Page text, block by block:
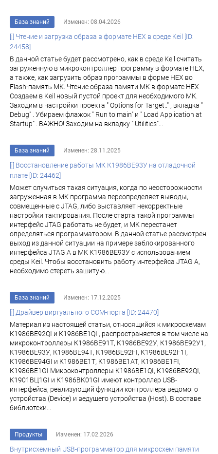
База знаний Изменен: 08.04.2026
[i] Чтение и загрузка образа в формате HEX в среде Keil [ID:
24458]
В данной статье будет рассмотрено, как в среде Keil считать
загруженную в микроконтроллер программу в формате HEX,
а также, как загрузить образ программы в форме HEX во
Flash-память МК. Чтение образа памяти МК в формате HEX
Создаем в Keil новый пустой проект для необходимого МК.
Заходим в настройки проекта " Options for Target.." , вкладка "
Debug" . Убираем флажок " Run to main" и " Load Application at
Startup" . ВАЖНО! Заходим на вкладку " Utilities"...
База знаний Изменен: 28.11.2025
[i] Восстановление работы МК К1986ВЕ93У на отладочной
плате [ID: 24462]
Может случиться такая ситуация, когда по неосторожности
загруженная в МК программа переопределяет выводы,
совмещенные с JTAG, либо выставляет некорректные
настройки тактирования. После старта такой программы
интерфейс JTAG работать не будет, и МК перестанет
определяться программатором. В данной статье рассмотрен
выход из данной ситуации на примере заблокированного
интерфейса JTAG A в МК К1986BE93У с использованием
среды Keil. Чтобы восстановить работу интерфейса JTAG A,
необходимо стереть зашитую...
База знаний Изменен: 17.12.2025
[i] Драйвер виртуального COM-порта [ID: 24470]
Материал из настоящей статьи, относящийся к микросхемам
К1986ВЕ92QI и К1986ВЕ1QI , распространяется в том числе на
микроконтроллеры К1986ВЕ91Т, К1986ВЕ92У, К1986ВЕ92У1,
К1986ВЕ93У, К1986ВЕ94Т, К1986ВЕ92FI, К1986ВЕ92F1I,
К1986ВЕ94GI и К1986ВЕ1Т, К1986ВЕ1АТ, К1986ВЕ1FI,
К1986ВЕ1GI Микроконтроллеры К1986ВЕ1QI, К1986ВЕ92QI,
К1901ВЦ1GI и К1986ВК01GI имеют контроллер USB-
интерфейса, реализующий функции контроллера ведомого
устройства (Device) и ведущего устройства (Host). В составе
библиотеки...
Продукты Изменен: 17.02.2026
Внутрисхемный USB-программатор для микросхем памяти